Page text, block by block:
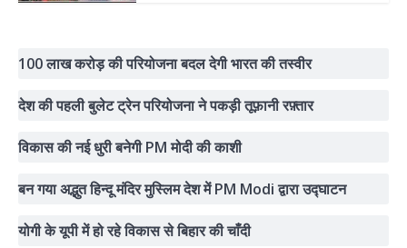
100 लाख करोड़ की परियोजना बदल देगी भारत की तस्वीर
देश की पहली बुलेट ट्रेन परियोजना ने पकड़ी तूफ़ानी रफ़्तार
विकास की नई धुरी बनेगी PM मोदी की काशी
बन गया अद्भुत हिन्दू मंदिर मुस्लिम देश में PM Modi द्वारा उद्घाटन
योगी के यूपी में हो रहे विकास से बिहार की चाँदी